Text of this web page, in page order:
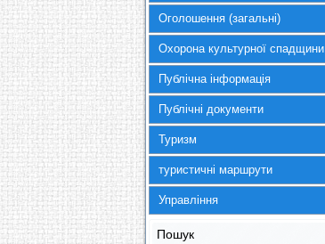
Оголошення (загальні)
Охорона культурної спадщини
Публічна інформація
Публічні документи
Туризм
туристичні маршрути
Управління
Пошук